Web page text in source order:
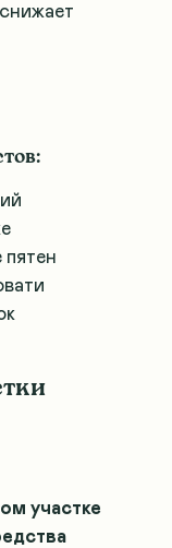
участке